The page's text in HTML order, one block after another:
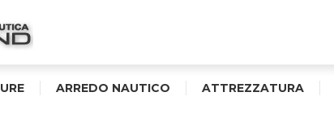
ARREDO NAUTICO ATTREZZATURA